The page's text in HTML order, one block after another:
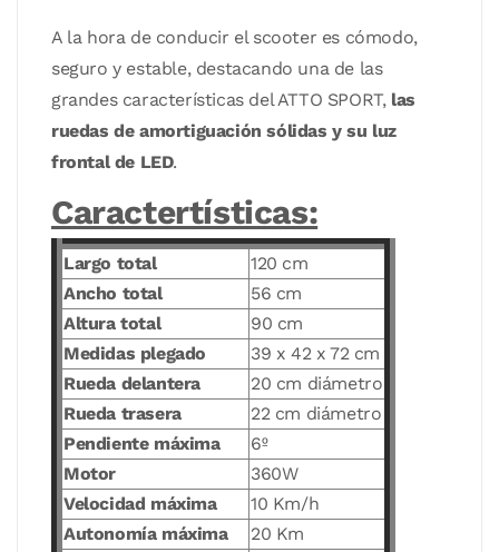
A la hora de conducir el scooter es cómodo,
seguro y estable, destacando una de las
grandes características del ATTO SPORT,las
ruedas de amortiguación sólidas y su luz
frontal de LED.
Caractertísticas:
Largo total
120 cm
Ancho total
56 cm
Altura total
90 cm
Medidas plegado
39 x 42 x 72 cm
Rueda delantera
20 cm diámetro
Rueda trasera
22 cm diámetro
Pendiente máxima
6º
Motor
360W
Velocidad máxima
10 Km/h
Autonomía máxima
20 Km